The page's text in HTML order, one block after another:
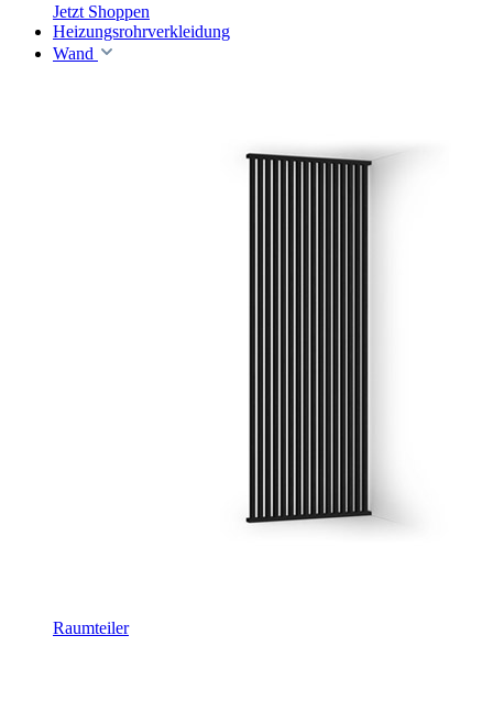
Jetzt Shoppen
Heizungsrohrverkleidung
Wand
Raumteiler